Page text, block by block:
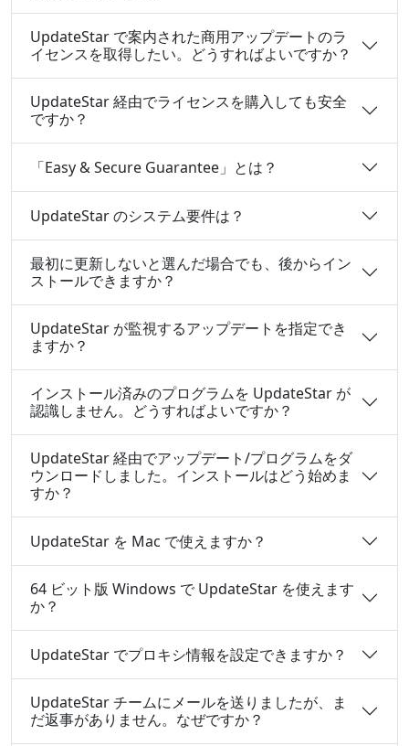
UpdateStar で案内された商用アップデートのラ
イセンスを取得したい。どうすればよいですか？
UpdateStar 経由でライセンスを購入しても安全
ですか？
「Easy & Secure Guarantee」とは？
UpdateStar のシステム要件は？
最初に更新しないと選んだ場合でも、後からイン
ストールできますか？
UpdateStar が監視するアップデートを指定でき
ますか？
インストール済みのプログラムを UpdateStar が
認識しません。どうすればよいですか？
UpdateStar 経由でアップデート/プログラムをダ
ウンロードしました。インストールはどう始めま
すか？
UpdateStar を Mac で使えますか？
64 ビット版 Windows で UpdateStar を使えます
か？
UpdateStar でプロキシ情報を設定できますか？
UpdateStar チームにメールを送りましたが、ま
だ返事がありません。なぜですか？